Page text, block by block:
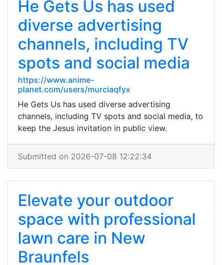
He Gets Us has used
diverse advertising
channels, including TV
spots and social media
https://www.anime-
planet.com/users/murciaqfyx
He Gets Us has used diverse advertising
channels, including TV spots and social media, to
keep the Jesus invitation in public view.
Submitted on 2026-07-08 12:22:34
Elevate your outdoor
space with professional
lawn care in New
Braunfels